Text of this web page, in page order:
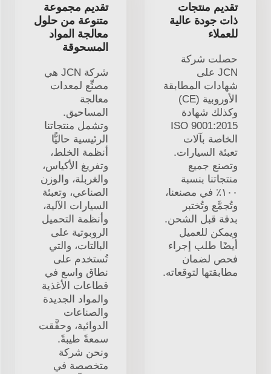
تقديم منتجات
ذات جودة عالية
للعملاء
حصلت شركة
JCN على
شهادات المطابقة
الأوروبية (CE)
وكذلك شهادة
ISO 9001:2015
الخاصة بآلات
تعبئة السيارات.
وتصنع جميع
منتجاتنا بنسبة
١٠٠٪ في مصنعنا،
وتُجمَّع وتُختبر
بدقة قبل الشحن.
ويمكن للعميل
أيضًا طلب إجراء
فحص لضمان
مطابقتها لتوقعاته.
تقديم مجموعة
متنوعة من حلول
معالجة المواد
المسحوقة
شركة JCN هي
مصنِّع لمعدات
معالجة
المساحيق.
وتشمل منتجاتنا
الرئيسية حاليًّا
أنظمة الخلط،
وتفريغ الأكياس،
والغربلة، والوزن
الصناعي، وتعبئة
السيارات الآلية،
وأنظمة التحميل
الروبوتية على
البالتات، والتي
تُستخدم على
نطاق واسع في
قطاعات الأغذية
والمواد الجديدة
والصناعات
الدوائية، وحقَّقت
سمعةً طيبةً.
ونحن شركة
متخصصة في